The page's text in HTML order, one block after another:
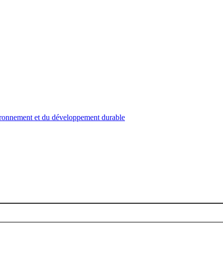
et du développement durable